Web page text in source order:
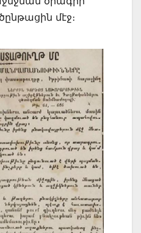
մէջ։